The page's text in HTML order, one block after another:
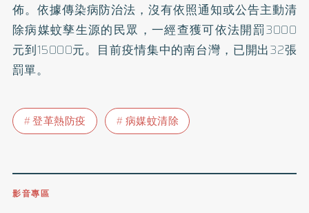
佈。依據傳染病防治法，沒有依照通知或公告主動清
除病媒蚊孳生源的民眾，一經查獲可依法開罰3000
元到15000元。目前疫情集中的南台灣，已開出32張
罰單。
登革熱防疫 病媒蚊清除
影音專區